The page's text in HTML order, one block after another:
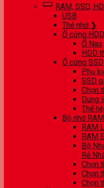
RAM, SSD,
USB
Thẻ nhớ ❯
Ổ cứng HDD
Ổ Nas
HDD
Ổ cứng SSD
Phụ
SSD
Chọn
Dung
Thế
Bộ nhớ RAM
RAM
RAM
Bộ
Rẻ
Chọn
Chọn
Chọn